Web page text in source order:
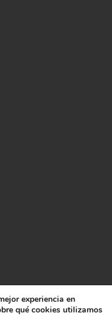
los derechos reservados
experiencia en
qué cookies utilizamos